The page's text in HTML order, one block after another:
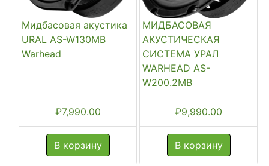
Мидбасовая акустика
URAL AS-W130MB
Warhead
₽7,990.00
В корзину
МИДБАСОВАЯ
АКУСТИЧЕСКАЯ
СИСТЕМА УРАЛ
WARHEAD AS-
W200.2MB
₽9,990.00
В корзину